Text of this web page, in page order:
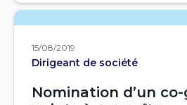
15/08/2019
Dirigeant de société
Nomination d’un